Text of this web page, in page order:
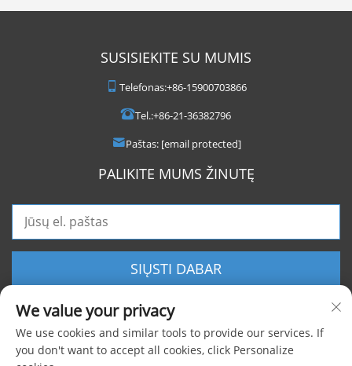
SUSISIEKITE SU MUMIS
Telefonas:+86-15900703866
Tel.:+86-21-36382796
Paštas: [email protected]
PALIKITE MUMS ŽINUTĘ
SIŲSTI DABAR
We value your privacy
We use cookies and similar tools to provide our services. If
you don't want to accept all cookies, click Personalize